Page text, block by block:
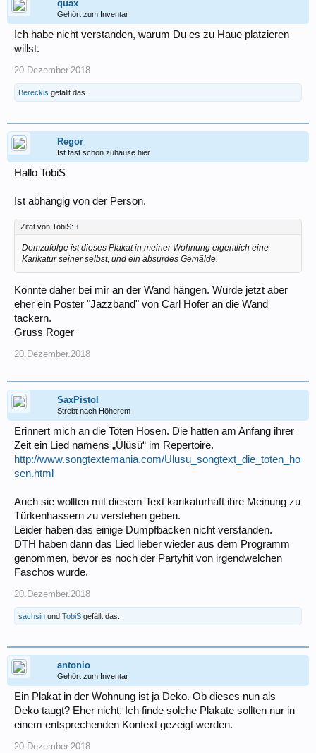
quax
Gehört zum Inventar
Ich habe nicht verstanden, warum Du es zu Haue platzieren
willst.
20.Dezember.2018
Bereckis gefällt das.
Regor
Ist fast schon zuhause hier
Hallo TobiS
Ist abhängig von der Person.
Zitat von TobiS: ↑
Demzufolge ist dieses Plakat in meiner Wohnung eigentlich eine
Karikatur seiner selbst, und ein absurdes Gemälde.
Könnte daher bei mir an der Wand hängen. Würde jetzt aber
eher ein Poster "Jazzband" von Carl Hofer an die Wand
tackern.
Gruss Roger
20.Dezember.2018
SaxPistol
Strebt nach Höherem
Erinnert mich an die Toten Hosen. Die hatten am Anfang ihrer
Zeit ein Lied namens „Ülüsü“ im Repertoire.
http://www.songtextemania.com/Ulusu_songtext_die_toten_ho
sen.html
Auch sie wollten mit diesem Text karikaturhaft ihre Meinung zu
Türkenhassern zu verstehen geben.
Leider haben das einige Dumpfbacken nicht verstanden.
DTH haben dann das Lied lieber wieder aus dem Programm
genommen, bevor es noch der Partyhit von irgendwelchen
Faschos wurde.
20.Dezember.2018
sachsin und TobiS gefällt das.
antonio
Gehört zum Inventar
Ein Plakat in der Wohnung ist ja Deko. Ob dieses nun als
Deko taugt? Eher nicht. Ich finde solche Plakate sollten nur in
einem entsprechenden Kontext gezeigt werden.
20.Dezember.2018